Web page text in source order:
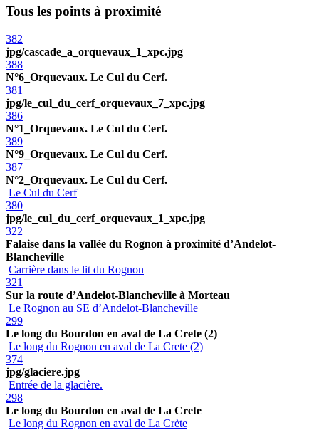
Tous les points à proximité
382
jpg/cascade_a_orquevaux_1_xpc.jpg
388
N°6_Orquevaux. Le Cul du Cerf.
381
jpg/le_cul_du_cerf_orquevaux_7_xpc.jpg
386
N°1_Orquevaux. Le Cul du Cerf.
389
N°9_Orquevaux. Le Cul du Cerf.
387
N°2_Orquevaux. Le Cul du Cerf.
Le Cul du Cerf
380
jpg/le_cul_du_cerf_orquevaux_1_xpc.jpg
322
Falaise dans la vallée du Rognon à proximité d’Andelot-
Blancheville
Carrière dans le lit du Rognon
321
Sur la route d’Andelot-Blancheville à Morteau
Le Rognon au SE d’Andelot-Blancheville
299
Le long du Bourdon en aval de La Crete (2)
Le long du Rognon en aval de La Crete (2)
374
jpg/glaciere.jpg
Entrée de la glacière.
298
Le long du Bourdon en aval de La Crete
Le long du Rognon en aval de La Crète